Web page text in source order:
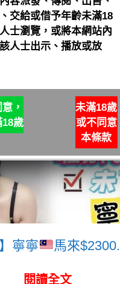
閱讀全文
寧寧
馬來
閱讀全文
交給或借予年齡未滿18
士瀏覽，或將本網站內
人士出示、播放或放
，
18歲
未滿18歲
或不同意
本條款